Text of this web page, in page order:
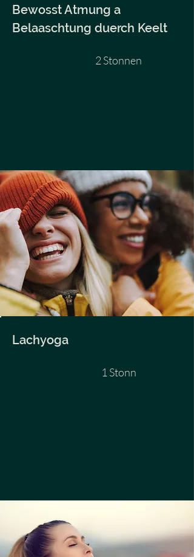
Bewosst Atmung a
Belaaschtung duerch Keelt
2 Stonnen
Lachyoga
1 Stonn